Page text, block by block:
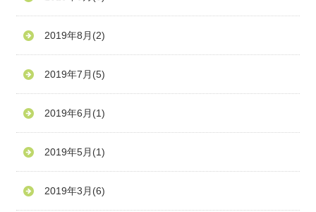
2019年8月 (2)
2019年7月 (5)
2019年6月 (1)
2019年5月 (1)
2019年3月 (6)